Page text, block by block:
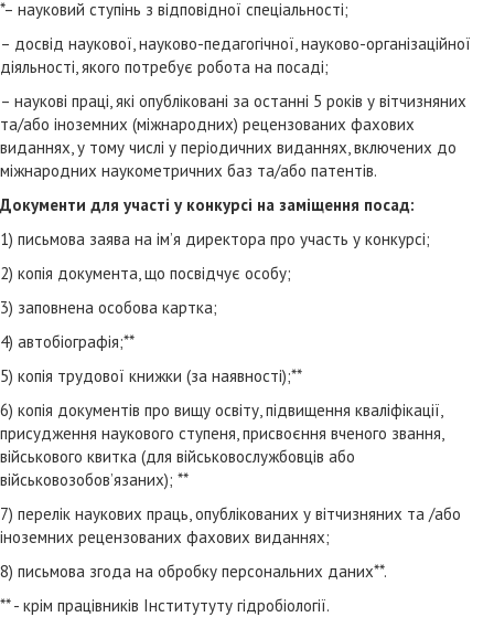
*– науковий ступінь з відповідної спеціальності;
– досвід наукової, науково-педагогічної, науково-організаційної
діяльності, якого потребує робота на посаді;
– наукові праці, які опубліковані за останні 5 років у вітчизняних
та/або іноземних (міжнародних) рецензованих фахових
виданнях, у тому числі у періодичних виданнях, включених до
міжнародних наукометричних баз та/або патентів.
Документи для участі у конкурсі на заміщення посад:
1) письмова заява на ім’я директора про участь у конкурсі;
2) копія документа, що посвідчує особу;
3) заповнена особова картка;
4) автобіографія;**
5) копія трудової книжки (за наявності);**
6) копія документів про вищу освіту, підвищення кваліфікації,
присудження наукового ступеня, присвоєння вченого звання,
військового квитка (для військовослужбовців або
військовозобов’язаних); **
7) перелік наукових праць, опублікованих у вітчизняних та /або
іноземних рецензованих фахових виданнях;
8) письмова згода на обробку персональних даних**.
** - крім працівників Інститутуту гідробіології.